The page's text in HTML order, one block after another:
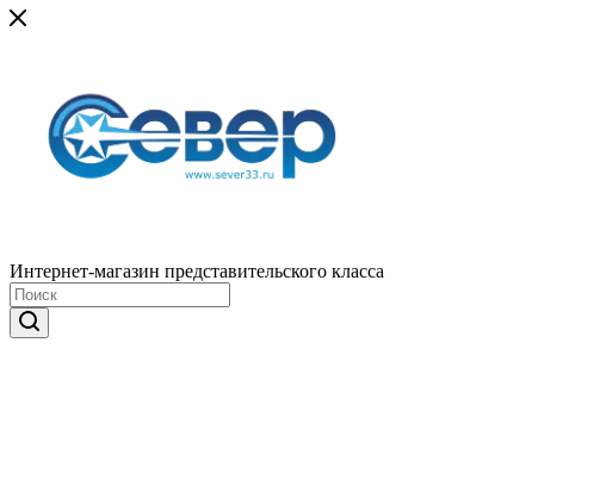
Интернет-магазин представительского класса